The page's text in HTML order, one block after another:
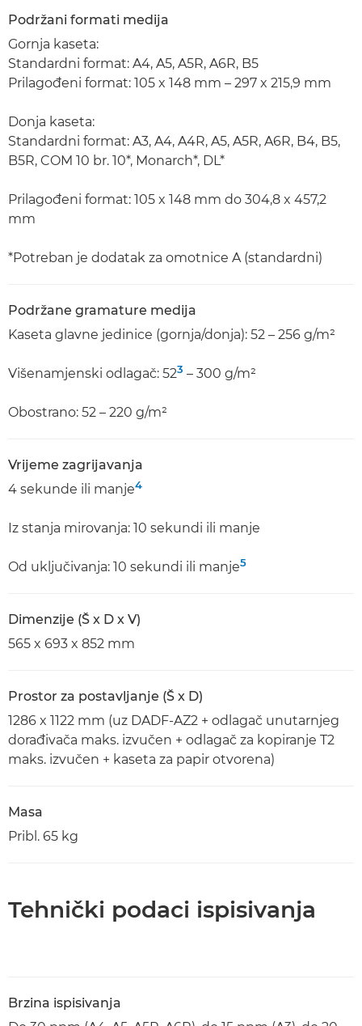
Podržani formati medija
Gornja kaseta:
Standardni format: A4, A5, A5R, A6R, B5
Prilagođeni format: 105 x 148 mm – 297 x 215,9 mm
Donja kaseta:
Standardni format: A3, A4, A4R, A5, A5R, A6R, B4, B5,
B5R, COM 10 br. 10*, Monarch*, DL*
Prilagođeni format: 105 x 148 mm do 304,8 x 457,2
mm
*Potreban je dodatak za omotnice A (standardni)
Podržane gramature medija
Kaseta glavne jedinice (gornja/donja): 52 – 256 g/m²
Višenamjenski odlagač: 523 – 300 g/m²
Obostrano: 52 – 220 g/m²
Vrijeme zagrijavanja
4 sekunde ili manje4
Iz stanja mirovanja: 10 sekundi ili manje
Od uključivanja: 10 sekundi ili manje5
Dimenzije (Š x D x V)
565 x 693 x 852 mm
Prostor za postavljanje (Š x D)
1286 x 1122 mm (uz DADF-AZ2 + odlagač unutarnjeg
dorađivača maks. izvučen + odlagač za kopiranje T2
maks. izvučen + kaseta za papir otvorena)
Masa
Pribl. 65 kg
Tehnički podaci ispisivanja
Brzina ispisivanja